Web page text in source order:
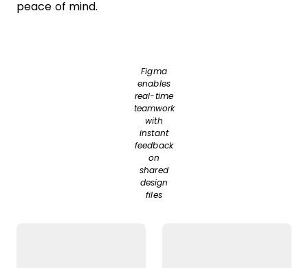
peace of mind.
Figma
enables
real-time
teamwork
with
instant
feedback
on
shared
design
files